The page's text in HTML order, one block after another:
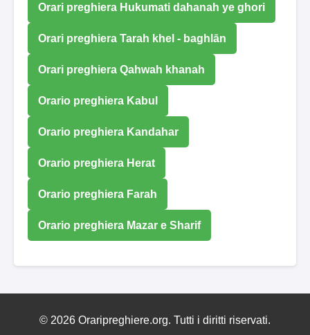
Orari preghiera Hukumati dahanah ye ghori
Orari preghiera Tarah khel - baghlān
Orari preghiera Qahwah khanah
Orario preghiera Kabul
Orario preghiera Kandahar
Orario preghiera Herat
Orario preghiera Farah
Orario preghiera Mazar e Sharif
© 2026 Oraripreghiere.org. Tutti i diritti riservati.